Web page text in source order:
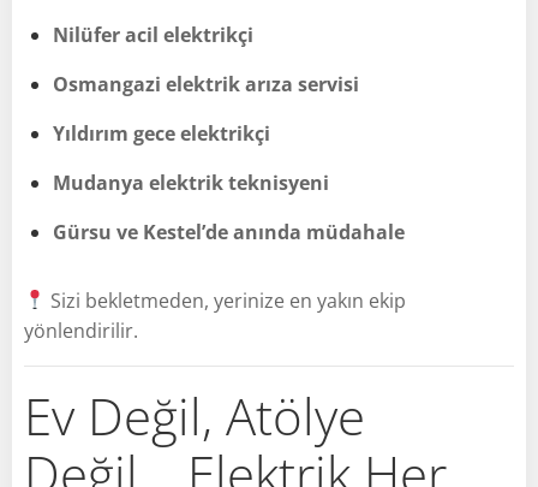
Nilüfer acil elektrikçi
Osmangazi elektrik arıza servisi
Yıldırım gece elektrikçi
Mudanya elektrik teknisyeni
Gürsu ve Kestel’de anında müdahale
Sizi bekletmeden, yerinize en yakın ekip
yönlendirilir.
Ev Değil, Atölye
Değil… Elektrik Her